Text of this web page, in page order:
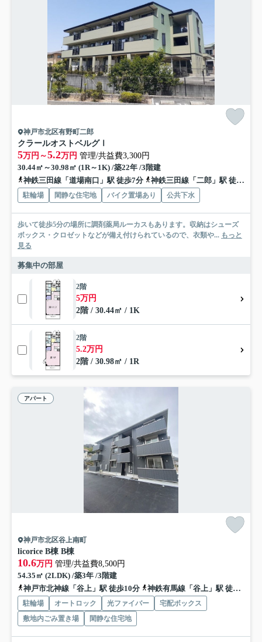
神戸市北区有野町二郎
クラールオストベルグⅠ
5万円～5.2万円 管理/共益費3,300円
30.44㎡～30.98㎡ (1R～1K) /築22年 /3階建
神鉄三田線「道場南口」駅 徒歩7分
神鉄三田線「二郎」駅 徒歩9分
駐輪場 閑静な住宅地 バイク置場あり 公共下水
歩いて徒歩5分の場所に調剤薬局ルーカスもあります。収納はシューズ
ボックス・クロゼットなどが備え付けられているので、衣類や... もっと
見る
募集中の部屋
2階
5万円
2階 / 30.44㎡ / 1K
2階
5.2万円
2階 / 30.98㎡ / 1R
アパート
神戸市北区谷上南町
licorice B棟 B棟
10.6万円 管理/共益費8,500円
54.35㎡ (2LDK) /築3年 /3階建
神戸市北神線「谷上」駅 徒歩10分
神鉄有馬線「谷上」駅 徒歩10分
駐輪場 オートロック 光ファイバー
宅配ボックス
敷地内ごみ置き場
閑静な住宅地